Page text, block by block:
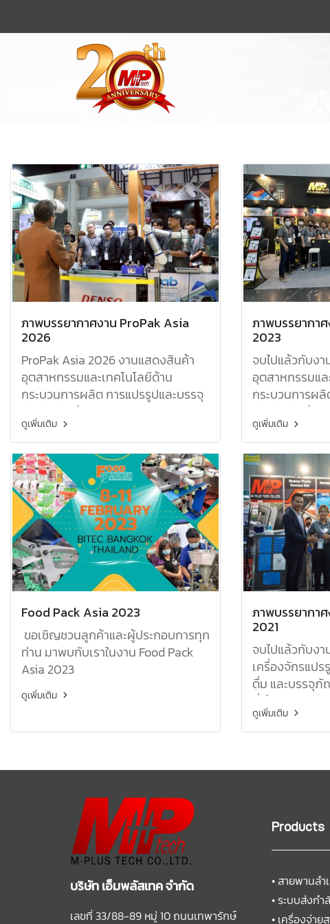
ภาพบรรยากาศงาน ProPak Asia
2026
ProPak Asia 2026 งานแสดงสินค้า
อุตสาหกรรมและเทคโนโลยีด้าน
กระบวนการผลิต การแปรรูปและบรรจุ
ภัณฑ์ มีสินค้า อาธิเช่น สายพาน
ลำเลียง, เครื่องพิมพ์วันผลิต, และอื่นๆ
อีกมากมายขอขอบคุณผู้ที่ให้ความ
สนใจในงานและสินค้าของเรา
ดูเพิ่มเติม
ภาพบรรยากา
2023
จบไปแล้วกับง
อุตสาหกรรมแล
กระบวนการผ
ภัณฑ์ มีสินค้า อ
ลำเลียง, เครื่อ
อีกมากมาย ข
สนใจในงานแล
ดูเพิ่มเติม
Food Pack Asia 2023
ขอเชิญชวนลูกค้าและผู้ประกอบการทุก
ท่าน มาพบกับเราในงาน Food Pack
Asia 2023
ดูเพิ่มเติม
ภาพบรรยากา
2021
จบไปแล้วกับงา
เครื่องจักรแปร
ดื่ม และบรรจุ
ที่ให้ความสนใจ
ดูเพิ่มเติม
บริษัท เอ็มพลัสเทค จำกัด
เลขที่ 33/88-89 หมู่ 10 ถนนเทพารักษ์
Products
•สายพานลำ
•ระบบส่งกำ
• เครื่องจ่าย